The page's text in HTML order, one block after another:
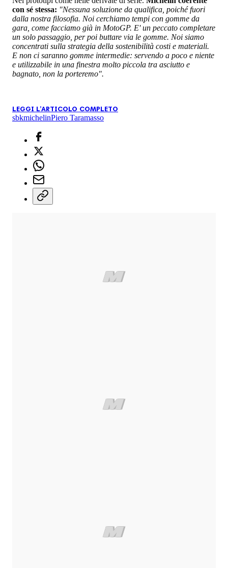
con sé stessa: "Nessuna soluzione da qualifica, poiché fuori
dalla nostra filosofia. Noi cerchiamo tempi con gomme da
gara, come facciamo già in MotoGP. E' un peccato completare
un solo passaggio, per poi buttare via le gomme. Noi siamo
concentrati sulla strategia della sostenibilità costi e materiali.
E non ci saranno gomme intermedie: servendo a poco e niente
e utilizzabile in una finestra molto piccola tra asciutto e
bagnato, non la porteremo".
LEGGI L'ARTICOLO COMPLETO
sbkmichelinPiero Taramasso